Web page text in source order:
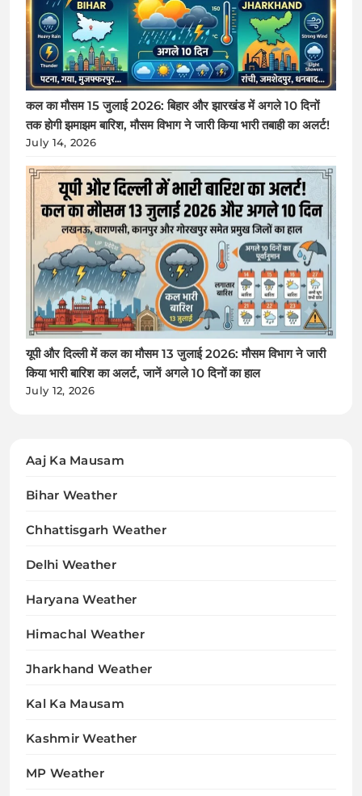
कल का मौसम 15 जुलाई 2026: बिहार और झारखंड में अगले 10 दिनों
तक होगी झमाझम बारिश, मौसम विभाग ने जारी किया भारी तबाही का अलर्ट!
July 14, 2026
यूपी और दिल्ली में कल का मौसम 13 जुलाई 2026: मौसम विभाग ने जारी
किया भारी बारिश का अलर्ट, जानें अगले 10 दिनों का हाल
July 12, 2026
Aaj Ka Mausam
Bihar Weather
Chhattisgarh Weather
Delhi Weather
Haryana Weather
Himachal Weather
Jharkhand Weather
Kal Ka Mausam
Kashmir Weather
MP Weather